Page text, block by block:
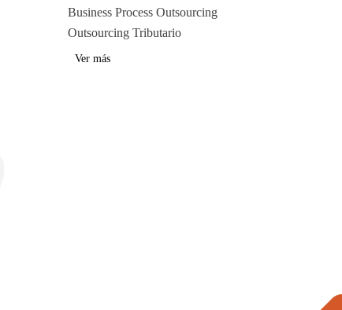
Business Process Outsourcing
Outsourcing Tributario
Ver más